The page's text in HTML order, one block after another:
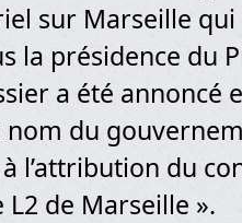
sur Marseille qui
la présidence du
a été annoncé
nom du
l’attribution du
L2 de Marseille ».